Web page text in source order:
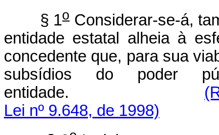
§ 1oConsiderar-se-á,
entidade estatal alheia à
concedente que, para sua
subsídios do poder
entidade.
Lei nº 9.648, de 1998)